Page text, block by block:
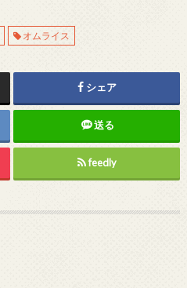
オムライス
シェア
送る
feedly